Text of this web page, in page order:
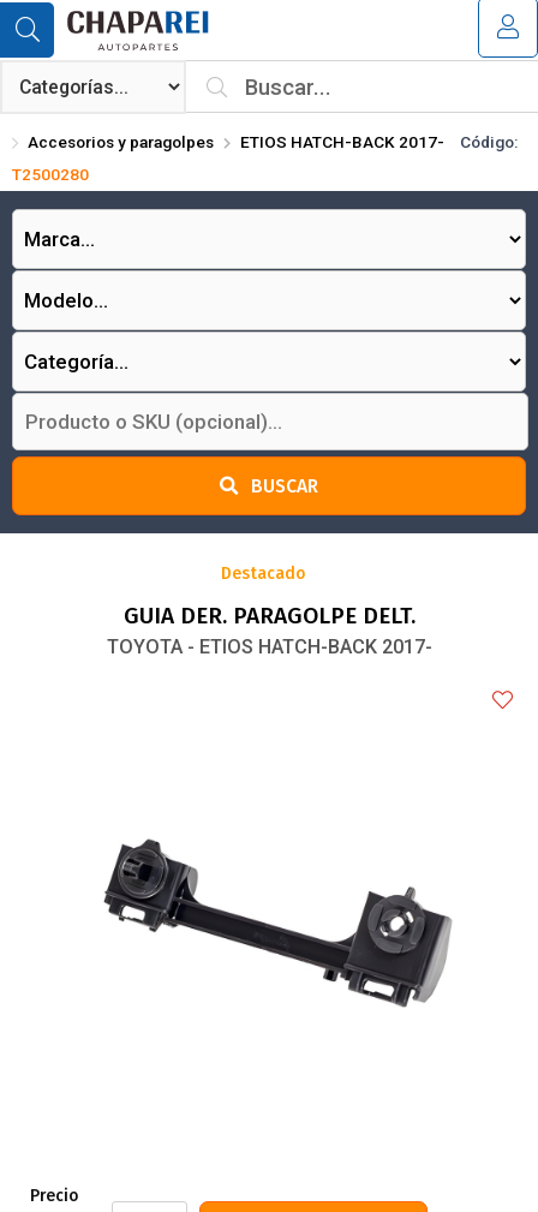
Compartir por email
Enviar
¿Tienes cupón de descuento?
Accesorios y paragolpes ETIOS HATCH-BACK 2017-
Código:
T2500280
BUSCAR
Destacado
GUIA DER. PARAGOLPE DELT.
TOYOTA - ETIOS HATCH-BACK 2017-
Precio